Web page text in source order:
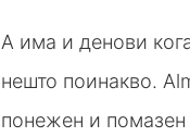
А има и денови
нешто поинакво.
понежен и помазен